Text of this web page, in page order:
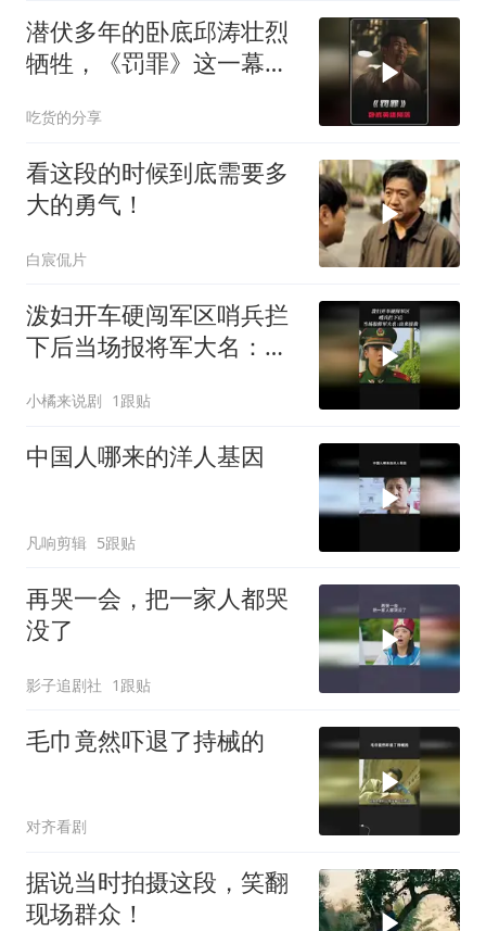
潜伏多年的卧底邱涛壮烈
牺牲，《罚罪》这一幕看
吃货的分享
看这段的时候到底需要多
大的勇气！
白宸侃片
泼妇开车硬闯军区哨兵拦
下后当场报将军大名：出
小橘来说剧 1跟贴
中国人哪来的洋人基因
凡响剪辑 5跟贴
再哭一会，把一家人都哭
没了
影子追剧社 1跟贴
毛巾竟然吓退了持械的
对齐看剧
据说当时拍摄这段，笑翻
现场群众！